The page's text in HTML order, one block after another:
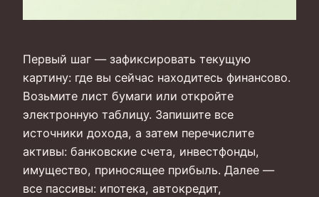
Первый шаг — зафиксировать текущую
картину: где вы сейчас находитесь финансово.
Возьмите лист бумаги или откройте
электронную таблицу. Запишите все
источники дохода, а затем перечислите
активы: банковские счета, инвестфонды,
имущество, приносящее прибыль. Далее —
все пассивы: ипотека, автокредит,